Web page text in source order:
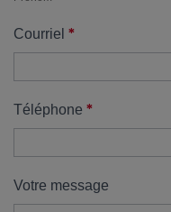
UNE
DÉCISION
!
de
démarrage
:
Courriel *
Téléphone *
Votre message